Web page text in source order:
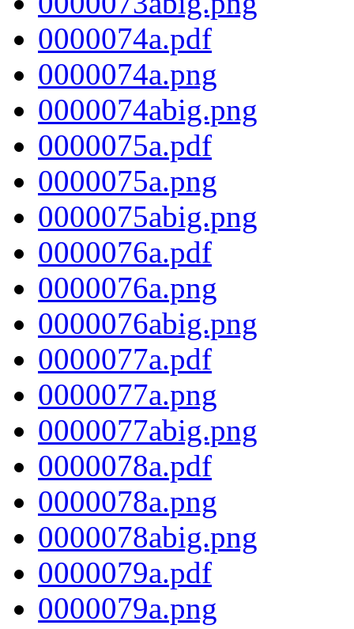
0000074a.pdf
0000074a.png
0000074abig.png
0000075a.pdf
0000075a.png
0000075abig.png
0000076a.pdf
0000076a.png
0000076abig.png
0000077a.pdf
0000077a.png
0000077abig.png
0000078a.pdf
0000078a.png
0000078abig.png
0000079a.pdf
0000079a.png